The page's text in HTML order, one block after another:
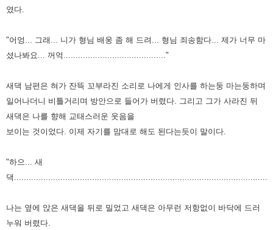
였다.
"어엉... 그래... 니가 형님 배웅 좀 해 드려... 형님 죄송함다... 제가 너무 마
셨나봐요... 꺼억.........................................."
새댁 남편은 혀가 잔뜩 꼬부라진 소리로 나에게 인사를 하는둥 마는둥하며
일어나더니 비틀거리며 방안으로 들어가 버렸다. 그리고 그가 사라진 뒤
새댁은 나를 향해 교태스러운 웃음을
보이는 것이었다. 이제 자기를 맘대로 해도 된다는듯이 말이다.
"하으... 새
댁
나는 옆에 앉은 새댁을 뒤로 밀었고 새댁은 아무런 저항없이 바닥에 드러
누워 버렸다.